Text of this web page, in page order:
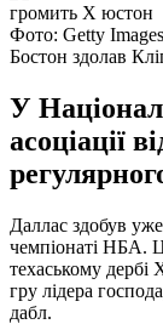
Фото: Getty Images
Бостон здолав
У
асоціації
Даллас здобув
чемпіонаті НБА.
техаському
гру лідера
дабл.